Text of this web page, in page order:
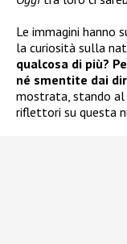
Le immagini hanno
la curiosità sulla
qualcosa di più?
né smentite dai
mostrata, stando al
riflettori su questa